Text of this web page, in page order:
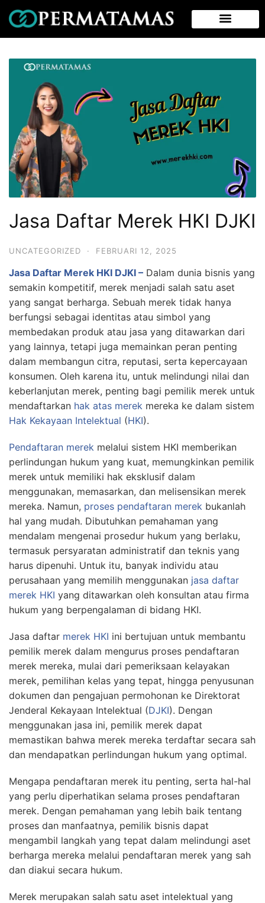
Jasa Daftar Merek HKI DJKI
UNCATEGORIZED · FEBRUARI 12, 2025
Jasa Daftar Merek HKI DJKI – Dalam dunia bisnis yang
semakin kompetitif, merek menjadi salah satu aset
yang sangat berharga. Sebuah merek tidak hanya
berfungsi sebagai identitas atau simbol yang
membedakan produk atau jasa yang ditawarkan dari
yang lainnya, tetapi juga memainkan peran penting
dalam membangun citra, reputasi, serta kepercayaan
konsumen. Oleh karena itu, untuk melindungi nilai dan
keberlanjutan merek, penting bagi pemilik merek untuk
mendaftarkan hak atas merek mereka ke dalam sistem
Hak Kekayaan Intelektual (HKI).
Pendaftaran merek melalui sistem HKI memberikan
perlindungan hukum yang kuat, memungkinkan pemilik
merek untuk memiliki hak eksklusif dalam
menggunakan, memasarkan, dan melisensikan merek
mereka. Namun, proses pendaftaran merek bukanlah
hal yang mudah. Dibutuhkan pemahaman yang
mendalam mengenai prosedur hukum yang berlaku,
termasuk persyaratan administratif dan teknis yang
harus dipenuhi. Untuk itu, banyak individu atau
perusahaan yang memilih menggunakan jasa daftar
merek HKI yang ditawarkan oleh konsultan atau firma
hukum yang berpengalaman di bidang HKI.
Jasa daftar merek HKI ini bertujuan untuk membantu
pemilik merek dalam mengurus proses pendaftaran
merek mereka, mulai dari pemeriksaan kelayakan
merek, pemilihan kelas yang tepat, hingga penyusunan
dokumen dan pengajuan permohonan ke Direktorat
Jenderal Kekayaan Intelektual (DJKI). Dengan
menggunakan jasa ini, pemilik merek dapat
memastikan bahwa merek mereka terdaftar secara sah
dan mendapatkan perlindungan hukum yang optimal.
Mengapa pendaftaran merek itu penting, serta hal-hal
yang perlu diperhatikan selama proses pendaftaran
merek. Dengan pemahaman yang lebih baik tentang
proses dan manfaatnya, pemilik bisnis dapat
mengambil langkah yang tepat dalam melindungi aset
berharga mereka melalui pendaftaran merek yang sah
dan diakui secara hukum.
Merek merupakan salah satu aset intelektual yang